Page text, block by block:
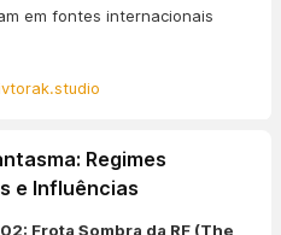
em fontes internacionais
Regimes
e Influências
Frota Sombra da RF (The